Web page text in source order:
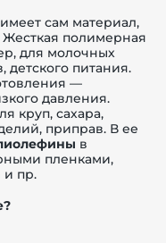
сам материал,
Жесткая полимерная
для молочных
детского питания.
—
давления.
круп, сахара,
приправ. В ее
в
пленками,
и пр.